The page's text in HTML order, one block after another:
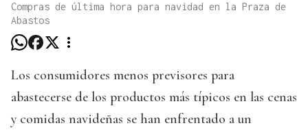
Compras de última hora para navidad en la Praza de
Abastos
Los consumidores menos previsores para
abastecerse de los productos más típicos en las cenas
y comidas navideñas se han enfrentado a un